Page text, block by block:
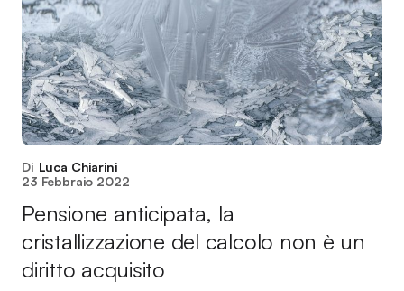
Di Luca Chiarini
23 Febbraio 2022
Pensione anticipata, la
cristallizzazione del calcolo non è un
diritto acquisito